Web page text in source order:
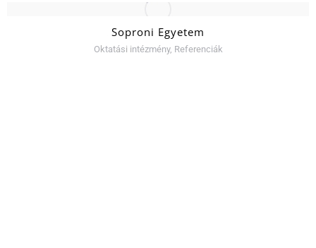
Soproni Egyetem
Oktatási intézmény, Referenciák